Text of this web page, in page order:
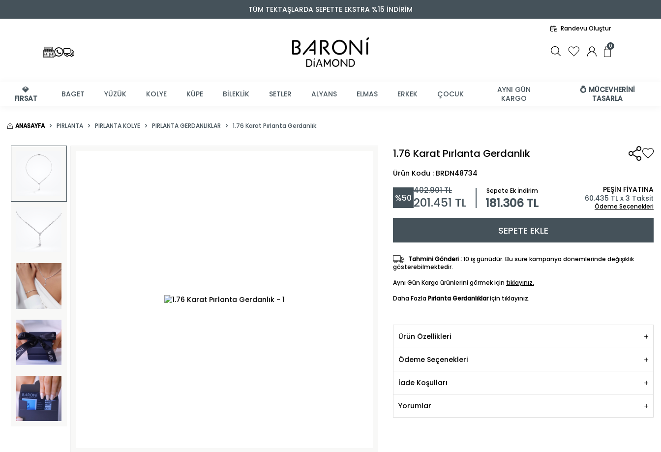
TÜM TEKTAŞLARDA SEPETTE EKSTRA %15 İNDİRİM
Randevu Oluştur
0
💎
FIRSAT
BAGET YÜZÜK KOLYE KÜPE BİLEKLİK SETLER ALYANS ELMAS ERKEK ÇOCUK
AYNI GÜN
KARGO
💍 MÜCEVHERİNİ
TASARLA
ANASAYFA PIRLANTA PIRLANTA KOLYE PIRLANTA GERDANLIKLAR 1.76 Karat Pırlanta Gerdanlık
1.76 Karat Pırlanta Gerdanlık
Ürün Kodu : BRDN48734
%50
402.901TL
201.451 TL
Sepete Ek İndirim
181.306 TL
PEŞİN FİYATINA
60.435 TL x 3 Taksit
Ödeme Seçenekleri
SEPETE EKLE
Tahmini Gönderi :10 iş günüdür. Bu süre kampanya dönemlerinde değişiklik
gösterebilmektedir.
Aynı Gün Kargo ürünlerini görmek için tıklayınız.
Daha FazlaPırlanta Gerdanlıklariçin tıklayınız.
Ürün Özellikleri
Ödeme Seçenekleri
İade Koşulları
Yorumlar